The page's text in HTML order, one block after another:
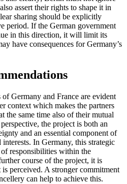
assert their rights to shape it in
sharing should be explicitly
period. If the German government
in this direction, it will limit its
have con­sequences for Germany’s
Germany and France are evident
context which makes the part­ners
the same time also of their mutual
the project is both an
and an essential component of
In Germany, this strategic
responsibilities within the
course of the project, it is
perceived. A stronger commitment
can help to achieve this.